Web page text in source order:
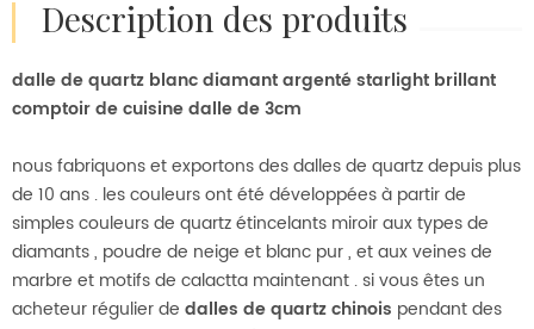
description des produits
dalle de quartz blanc diamant argenté starlight brillant
comptoir de cuisine dalle de 3cm
nous fabriquons et exportons des dalles de quartz depuis plus
de 10 ans . les couleurs ont été développées à partir de
simples couleurs de quartz étincelants miroir aux types de
diamants , poudre de neige et blanc pur , et aux veines de
marbre et motifs de calactta maintenant . si vous êtes un
acheteur régulier de dalles de quartz chinois pendant des